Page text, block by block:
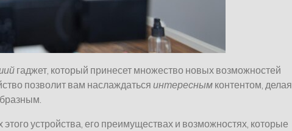
гаджет, который принесет множество новых возможностей
позволит вам наслаждаться интересным контентом, делая
устройства, его преимуществах и возможностях, которые